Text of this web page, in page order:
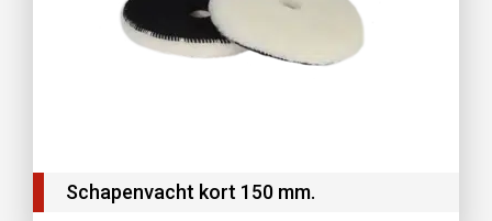
Schapenvacht kort 150 mm.